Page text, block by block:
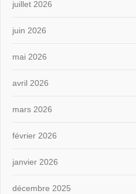
juillet 2026
juin 2026
mai 2026
avril 2026
mars 2026
février 2026
janvier 2026
décembre 2025